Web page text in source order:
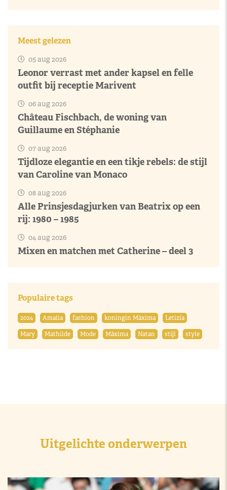
Meest gelezen
05 aug 2026
Leonor verrast met ander kapsel en felle
outfit bij receptie Marivent
06 aug 2026
Château Fischbach, de woning van
Guillaume en Stéphanie
07 aug 2026
Tijdloze elegantie en een tikje rebels: de stijl
van Caroline van Monaco
08 aug 2026
Alle Prinsjesdagjurken van Beatrix op een
rij: 1980 – 1985
04 aug 2026
Mixen en matchen met Catherine – deel 3
Populaire tags
2024 Amalia fashion koningin Máxima
Letizia
Mary
Mathilde Mode Máxima Natan stijl style
Uitgelichte onderwerpen